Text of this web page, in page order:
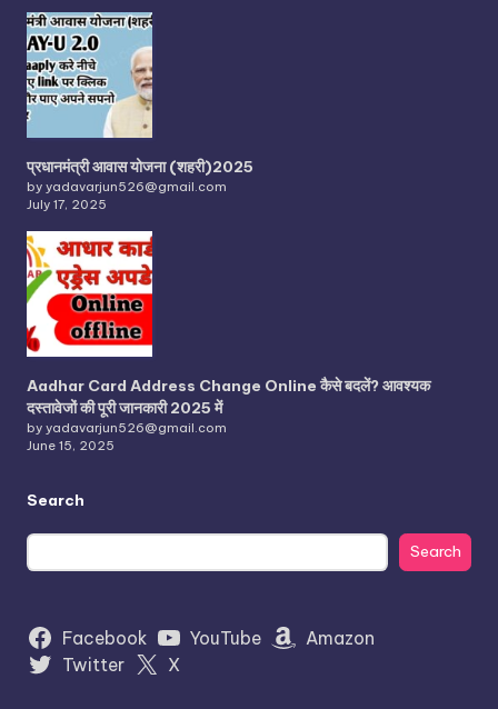
प्रधानमंत्री आवास योजना (शहरी)2025
by yadavarjun526@gmail.com
July 17, 2025
Aadhar Card Address Change Online कैसे बदलें? आवश्यक
दस्तावेजों की पूरी जानकारी 2025 में
by yadavarjun526@gmail.com
June 15, 2025
Search
Search
Facebook YouTube
Amazon
Twitter
X